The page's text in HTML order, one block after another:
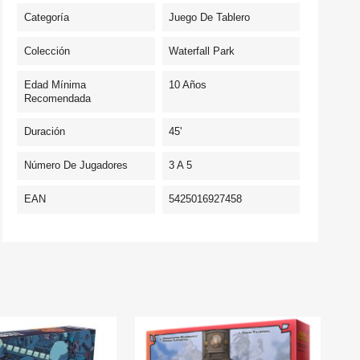
Categoría Juego De Tablero
Colección Waterfall Park
Edad Mínima
Recomendada
10 Años
Duración 45'
Número De Jugadores 3 A 5
EAN 5425016927458